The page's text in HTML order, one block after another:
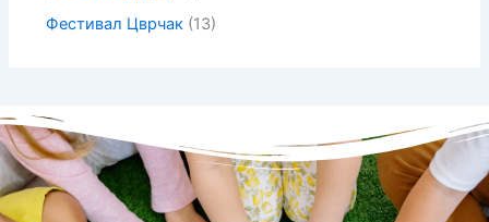
Фестивал Цврчак (13)